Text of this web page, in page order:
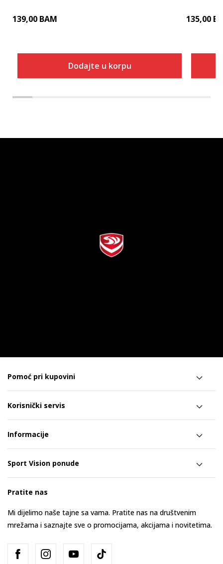
139,00 BAM
Dodajte u korpu
135,00
Pomoć pri kupovini
Korisnički servis
Informacije
Sport Vision ponude
Pratite nas
Mi dijelimo naše tajne sa vama. Pratite nas na društvenim
mrežama i saznajte sve o promocijama, akcijama i novitetima.